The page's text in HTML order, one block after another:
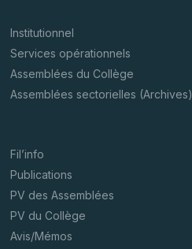
Institutionnel
Services opérationnels
Assemblées du Collège
Assemblées sectorielles (Archives)
Fil’info
Publications
PV des Assemblées
PV du Collège
Avis/Mémos